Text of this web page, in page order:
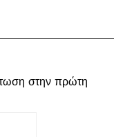
στην πρώτη